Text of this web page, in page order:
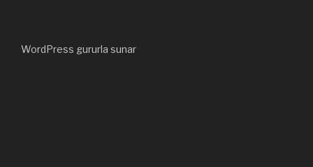
WordPress gururla sunar